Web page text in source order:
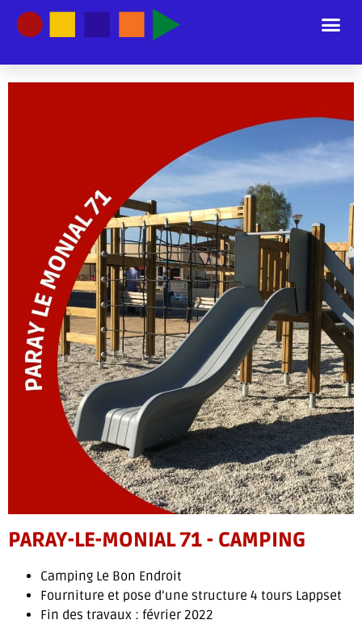
PARAY-LE-MONIAL 71 - CAMPING
Camping Le Bon Endroit
Fourniture et pose d’une structure 4 tours Lappset
Fin des travaux : février 2022